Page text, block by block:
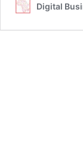
Digital